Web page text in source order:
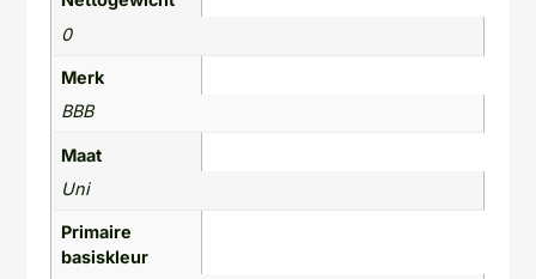
0
Merk
BBB
Maat
Uni
Primaire
basiskleur